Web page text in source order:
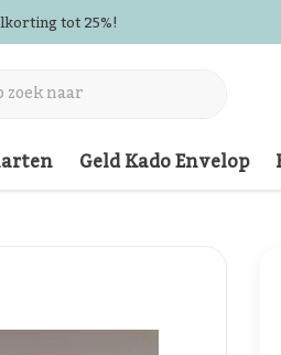
tot 25%!
Geld Kado Envelop